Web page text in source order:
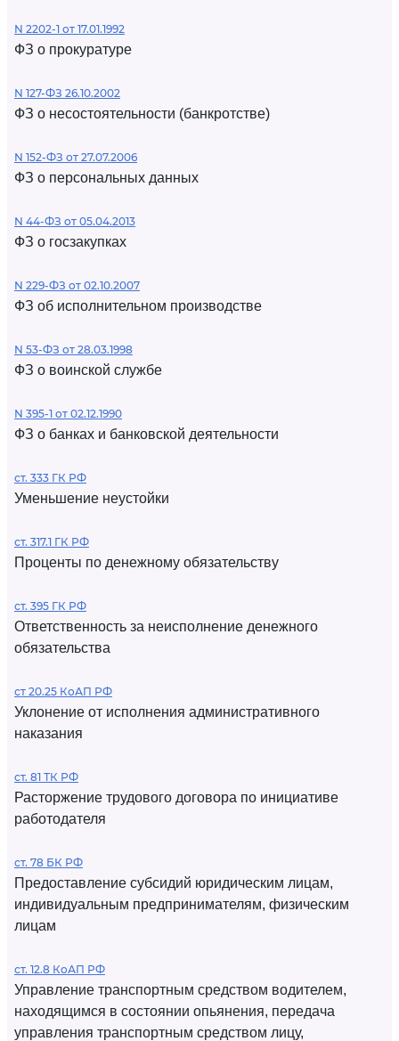
N 2202-1 от 17.01.1992
ФЗ о прокуратуре
N 127-ФЗ 26.10.2002
ФЗ о несостоятельности (банкротстве)
N 152-ФЗ от 27.07.2006
ФЗ о персональных данных
N 44-ФЗ от 05.04.2013
ФЗ о госзакупках
N 229-ФЗ от 02.10.2007
ФЗ об исполнительном производстве
N 53-ФЗ от 28.03.1998
ФЗ о воинской службе
N 395-1 от 02.12.1990
ФЗ о банках и банковской деятельности
ст. 333 ГК РФ
Уменьшение неустойки
ст. 317.1 ГК РФ
Проценты по денежному обязательству
ст. 395 ГК РФ
Ответственность за неисполнение денежного
обязательства
ст 20.25 КоАП РФ
Уклонение от исполнения административного
наказания
ст. 81 ТК РФ
Расторжение трудового договора по инициативе
работодателя
ст. 78 БК РФ
Предоставление субсидий юридическим лицам,
индивидуальным предпринимателям, физическим
лицам
ст. 12.8 КоАП РФ
Управление транспортным средством водителем,
находящимся в состоянии опьянения, передача
управления транспортным средством лицу,